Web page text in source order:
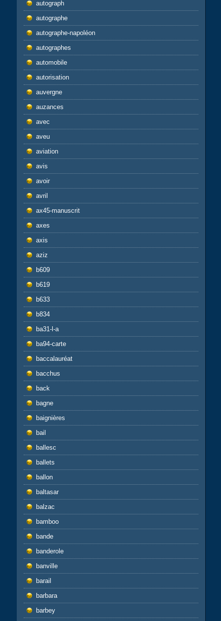
autograph
autographe
autographe-napoléon
autographes
automobile
autorisation
auvergne
auzances
avec
aveu
aviation
avis
avoir
avril
ax45-manuscrit
axes
axis
aziz
b609
b619
b633
b834
ba31-l-a
ba94-carte
baccalauréat
bacchus
back
bagne
baignières
bail
ballesc
ballets
ballon
baltasar
balzac
bamboo
bande
banderole
banville
barail
barbara
barbey